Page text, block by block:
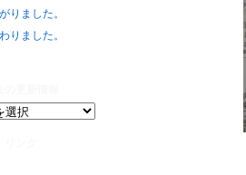
りました。
りました。